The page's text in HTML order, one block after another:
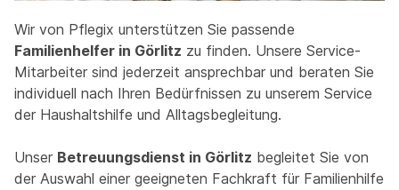
Wir von Pflegix unterstützen Sie passende
Familienhelfer in Görlitz zu finden. Unsere Service-
Mitarbeiter sind jederzeit ansprechbar und beraten Sie
individuell nach Ihren Bedürfnissen zu unserem Service
der Haushaltshilfe und Alltagsbegleitung.
Unser Betreuungsdienst in Görlitz begleitet Sie von
der Auswahl einer geeigneten Fachkraft für Familienhilfe